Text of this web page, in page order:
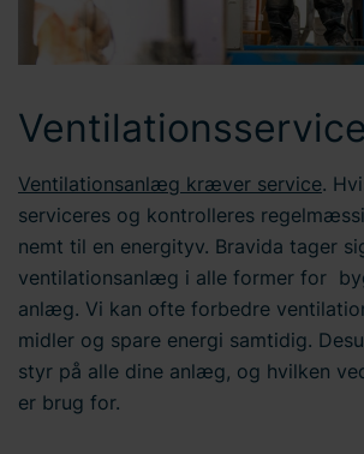
Ventilationsservice
Ventilationsanlæg kræver service.
serviceres og kontrolleres
nemt til en energityv. Bravida tager
ventilationsanlæg i alle former for
anlæg. Vi kan ofte forbedre
midler og spare energi samtidig.
styr på alle dine anlæg, og hvilken
er brug for.